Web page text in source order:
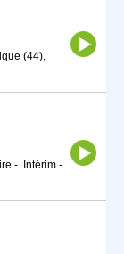
(44),
- Intérim -